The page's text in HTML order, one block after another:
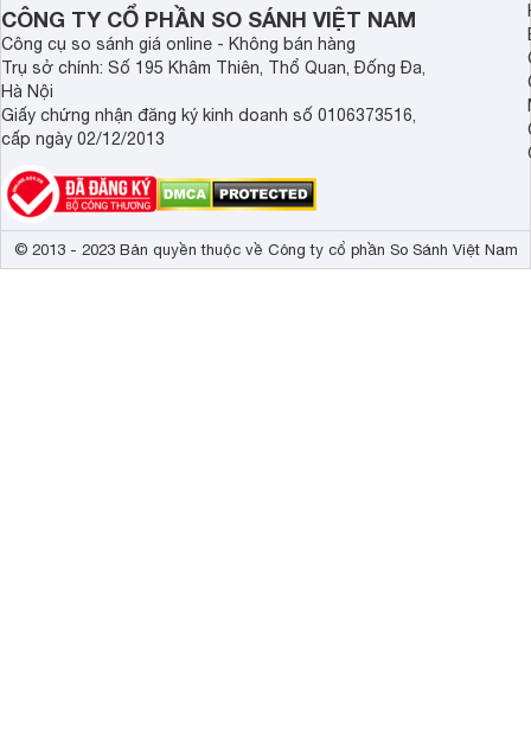
CÔNG TY CỔ PHẦN SO SÁNH VIỆT NAM
Công cụ so sánh giá online - Không bán hàng
Trụ sở chính: Số 195 Khâm Thiên, Thổ Quan, Đống Đa,
Hà Nội
Giấy chứng nhận đăng ký kinh doanh số 0106373516,
cấp ngày 02/12/2013
© 2013 - 2023 Bản quyền thuộc về Công ty cổ phần So Sánh Việt Nam